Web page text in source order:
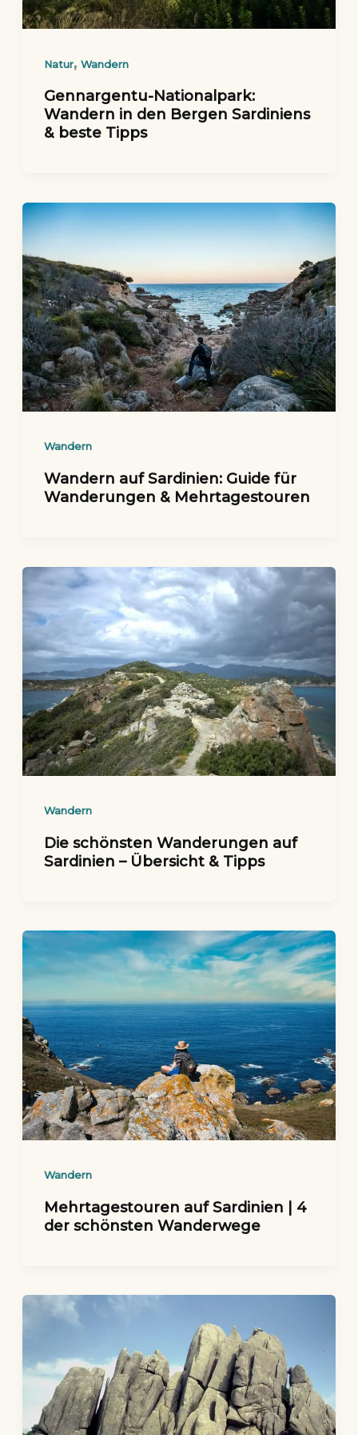
Natur,Wandern
Gennargentu-Nationalpark:
Wandern in den Bergen Sardiniens
& beste Tipps
Wandern
Wandern auf Sardinien: Guide für
Wanderungen & Mehrtagestouren
Wandern
Die schönsten Wanderungen auf
Sardinien – Übersicht & Tipps
Wandern
Mehrtagestouren auf Sardinien | 4
der schönsten Wanderwege